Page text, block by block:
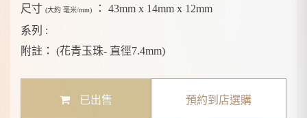
尺寸 (大約 毫米/mm) ：
43mm x 14mm x 12mm
系列 :
附註：
(花青玉珠- 直徑7.4mm)
已出售 預約到店選購